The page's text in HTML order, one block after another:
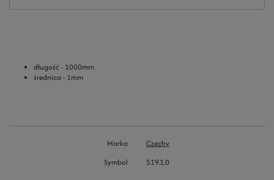
długość - 1000mm
średnica - 1mm
Marka
Czechy
Symbol
519.1.0